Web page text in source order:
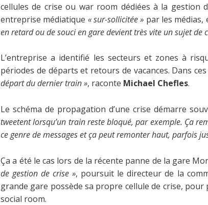
cellules de crise ou war room dédiées à la gestion
entreprise médiatique « sur-sollicitée » par les médias,
en retard ou de souci en gare devient très vite un sujet de
L’entreprise a identifié les secteurs et zones à
périodes de départs et retours de vacances. Dans
départ du dernier train », raconte Michael Chefles.
Le schéma de propagation d’une crise démarre
tweetent lorsqu’un train reste bloqué, par exemple. Ça
ce genre de messages et ça peut remonter haut, parfois
Ça a été le cas lors de la récente panne de la gare
de gestion de crise », poursuit le directeur de la
grande gare possède sa propre cellule de crise,
social room.